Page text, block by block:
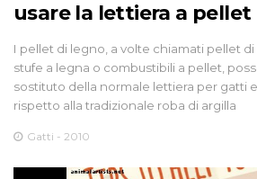
usare la lettiera a pellet
I pellet di legno, a volte chiamati pellet
stufe a legna o combustibili a pellet,
sostituto della normale lettiera per gatti
rispetto alla tradizionale roba di argilla
Gatti - 2010